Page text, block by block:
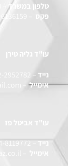
טלפון במשרד
פקס
עו"ד גליה טירן
נייד
2952782
אימייל–
נייד–
8119772
אימייל